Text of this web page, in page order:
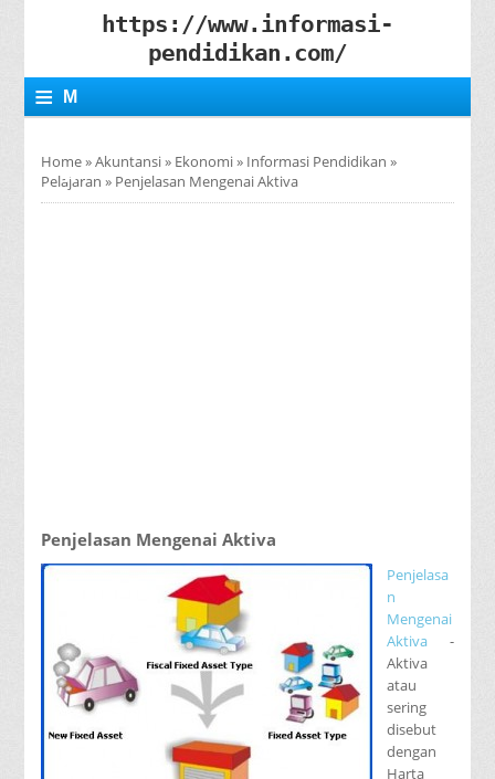
https://www.informasi-
pendidikan.com/
≡ M
N
Home»Akuntansi» Ekonomi» Informasi Pendidikan »
Pelajaran » Penjelasan Mengenai Aktiva
Penjelasan Mengenai Aktiva
Penjelasa
n
Mengenai
Aktiva -
Aktiva
atau
sering
disebut
dengan
Harta